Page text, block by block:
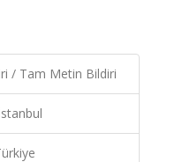
/ Tam Metin Bildiri